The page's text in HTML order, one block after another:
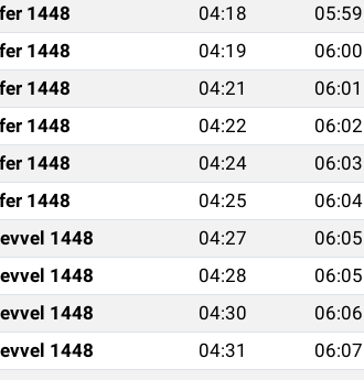
1448 04:18 05:59
1448 04:19 06:00
1448 04:21 06:01
1448 04:22 06:02
1448 04:24 06:03
1448 04:25 06:04
1448 04:27 06:05
1448 04:28 06:05
1448 04:30 06:06
1448 04:31 06:07